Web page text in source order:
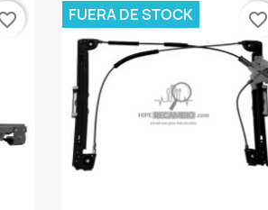
FUERA DE STOCK favorite_border